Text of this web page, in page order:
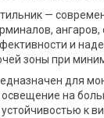
—
и
зоны при
для
на
к